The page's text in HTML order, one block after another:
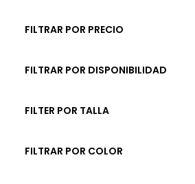
FILTRAR POR PRECIO
FILTRAR POR DISPONIBILIDAD
FILTER POR TALLA
FILTRAR POR COLOR